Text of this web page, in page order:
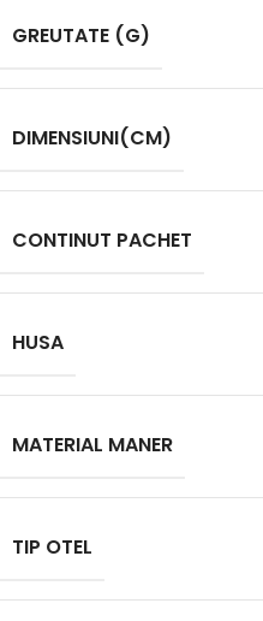
GREUTATE (G)
DIMENSIUNI(CM)
CONTINUT PACHET
HUSA
MATERIAL MANER
TIP OTEL